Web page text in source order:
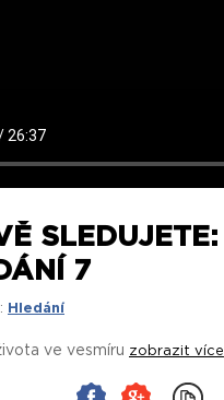
SLEDUJETE:
7
Hledání
ve vesmíru zobrazit více